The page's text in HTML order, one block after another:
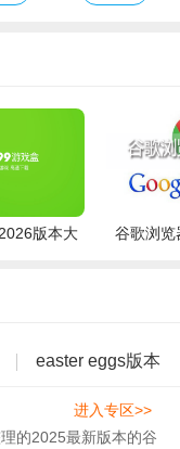
隐私，支持跟踪保护
深度集成，内置
免费VPN，广告拦截
稳定，兼容老旧设备
版本大
谷歌浏览
easter eggs版本
大全
的2025最新版本的谷
进入专区>>